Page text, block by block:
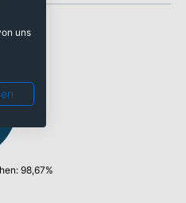
98,67%
uns